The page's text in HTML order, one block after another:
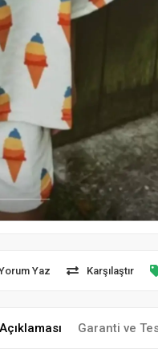
Yaz Karşılaştır
Garanti ve